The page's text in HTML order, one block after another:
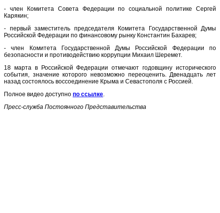
- член Комитета Совета Федерации по социальной политике Сергей
Карякин;
- первый заместитель председателя Комитета Государственной Думы
Российской Федерации по финансовому рынку Константин Бахарев;
- член Комитета Государственной Думы Российской Федерации по
безопасности и противодействию коррупции Михаил Шеремет.
18 марта в Российской Федерации отмечают годовщину исторического
события, значение которого невозможно переоценить. Двенадцать лет
назад состоялось воссоединение Крыма и Севастополя с Россией.
Полное видео доступно по ссылке.
Пресс-служба Постоянного Представительства